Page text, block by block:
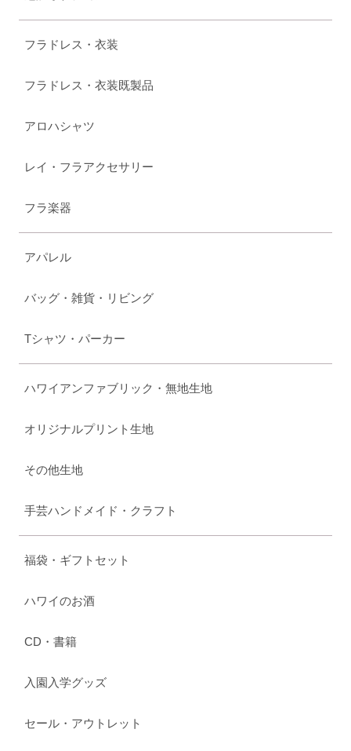
フラドレス・衣装
フラドレス・衣装既製品
アロハシャツ
レイ・フラアクセサリー
フラ楽器
アパレル
バッグ・雑貨・リビング
Tシャツ・パーカー
ハワイアンファブリック・無地生地
オリジナルプリント生地
その他生地
手芸ハンドメイド・クラフト
福袋・ギフトセット
ハワイのお酒
CD・書籍
入園入学グッズ
セール・アウトレット